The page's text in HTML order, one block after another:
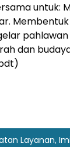
untuk:
dan
Layanan,